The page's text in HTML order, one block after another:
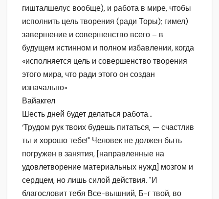
гишталшелус вообще), и работа в мире, чтобы
исполнить цель творения (ради Торы); гимел)
завершение и совершенство всего – в
будущем истинном и полном избавлении, когда
«исполняется цель и совершенство творения
этого мира, что ради этого он создан
изначально»
Вайакгел
Шесть дней будет делаться работа…
‘Трудом рук твоих будешь питаться, — счастлив
ты и хорошо тебе!" Человек не должен быть
погружен в занятия, [направленные на
удовлетворение материальных нужд] мозгом и
сердцем, но лишь силой действия. "И
благословит тебя Все-вышний, Б-г твой, во